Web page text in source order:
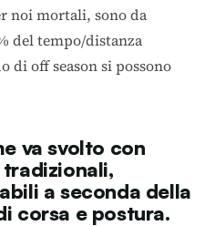
noi mortali, sono da
del tempo/distanza
di off season si possono
va svolto con
a seconda della
corsa e postura.